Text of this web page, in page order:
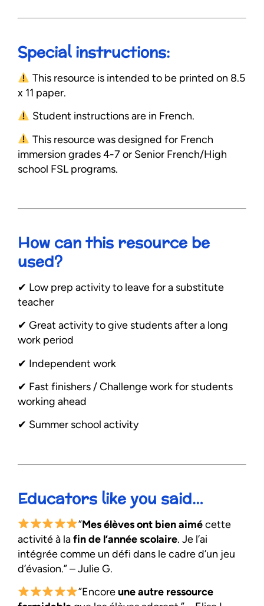
Special instructions:
This resource is intended to be printed on 8.5
x 11 paper.
Student instructions are in French.
This resource was designed for French
immersion grades 4-7 or Senior French/High
school FSL programs.
How can this resource be
used?
✔︎ Low prep activity to leave for a substitute
teacher
✔︎ Great activity to give students after a long
work period
✔︎ Independent work
✔︎ Fast finishers / Challenge work for students
working ahead
✔︎ Summer school activity
Educators like you said…
”Mes élèves ont bien aimécette
activité à lafin de l’année scolaire. Je l’ai
intégrée comme un défi dans le cadre d’un jeu
d’évasion.” – Julie G.
”Encoreune autre ressource